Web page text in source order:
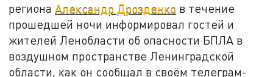
регионаАлександр Дрозденко в течение
прошедшей ночи информировал гостей и
жителей Ленобласти об опасности БПЛА в
воздушном пространстве Ленинградской
области, как он сообщал в своём телеграм-